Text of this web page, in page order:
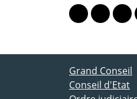
Lien vers le
Lien
ACCÈS
Grand Conseil
Conseil d'Etat